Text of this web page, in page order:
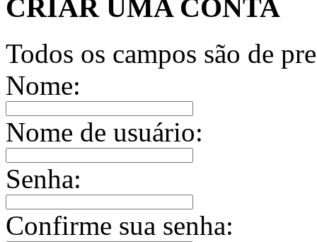
CRIAR UMA CONTA
Todos os campos são de
Nome:
Nome de usuário:
Senha:
Confirme sua senha: